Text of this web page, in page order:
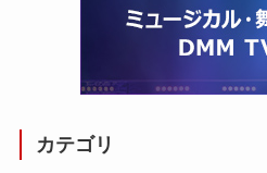
カテゴリ